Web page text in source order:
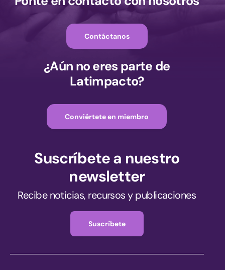
Contáctanos
¿Aún no eres parte de
Latimpacto?
Conviértete en miembro
Suscríbete a nuestro
newsletter
Recibe noticias, recursos y publicaciones
Suscríbete